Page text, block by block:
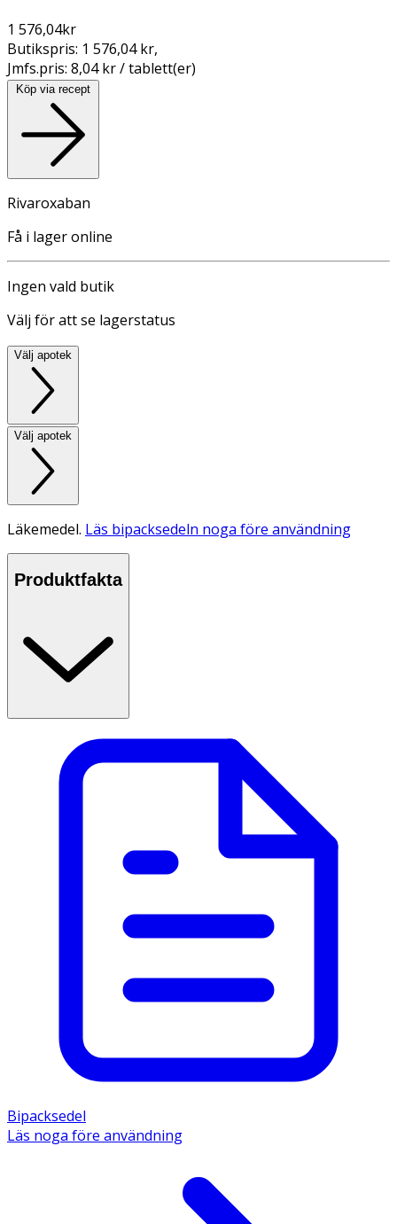
1 576,04kr
Butikspris: 1 576,04 kr,
Jmfs.pris: 8,04 kr / tablett(er)
Köp via recept
Rivaroxaban
Få i lager online
Ingen vald butik
Välj för att se lagerstatus
Välj apotek
Välj apotek
Läkemedel. Läs bipacksedeln noga före användning
Produktfakta
Bipacksedel
Läs noga före användning